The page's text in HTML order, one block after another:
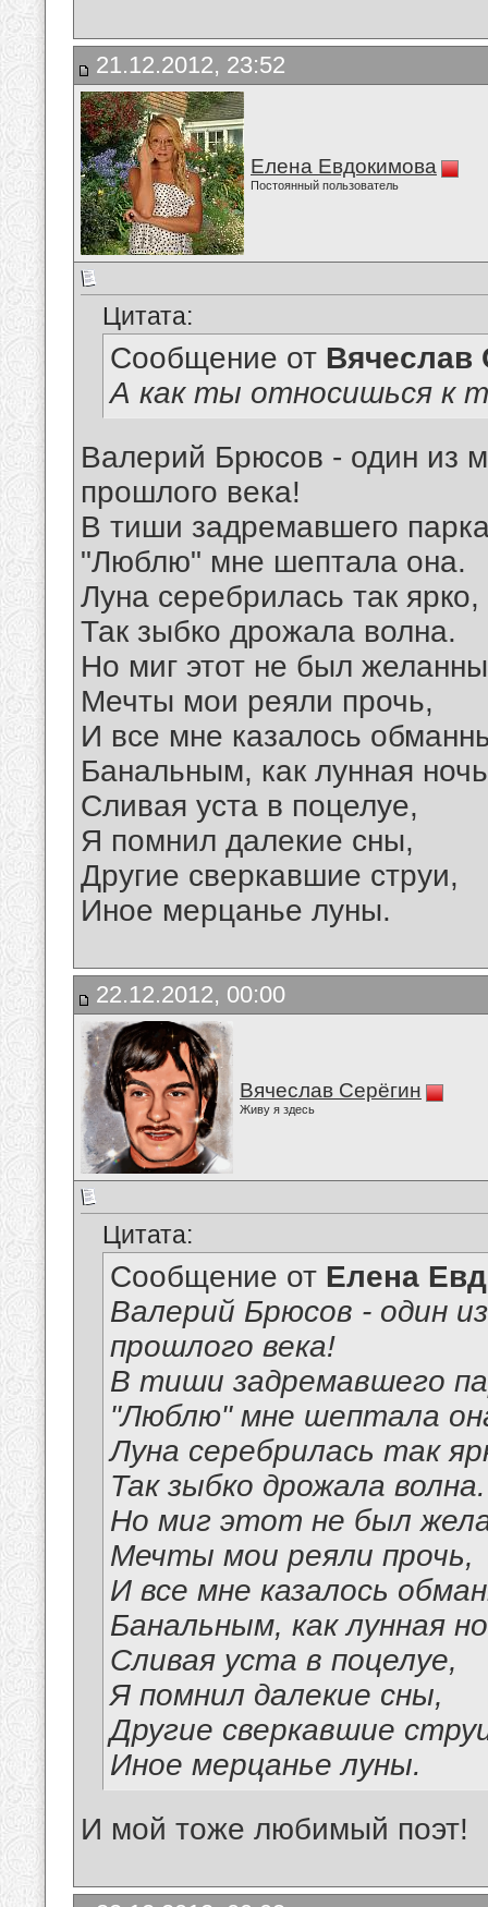
21.12.2012, 23:52
Елена Евдокимова
Постоянный пользователь
Цитата:
Сообщение от Вячеслав
А как ты относишься к
Валерий Брюсов - один из
прошлого века!
В тиши задремавшего
"Люблю" мне шептала она.
Луна серебрилась так ярко,
Так зыбко дрожала волна.
Но миг этот не был
Мечты мои реяли прочь,
И все мне казалось
Банальным, как лунная
Сливая уста в поцелуе,
Я помнил далекие сны,
Другие сверкавшие струи,
Иное мерцанье луны.
22.12.2012, 00:00
Вячеслав Серёгин
Живу я здесь
Цитата:
Сообщение от Елена
Валерий Брюсов - один
прошлого века!
В тиши задремавшего
"Люблю" мне шептала
Луна серебрилась так
Так зыбко дрожала волна.
Но миг этот не был
Мечты мои реяли прочь,
И все мне казалось
Банальным, как лунная
Сливая уста в поцелуе,
Я помнил далекие сны,
Другие сверкавшие
Иное мерцанье луны.
И мой тоже любимый поэт!